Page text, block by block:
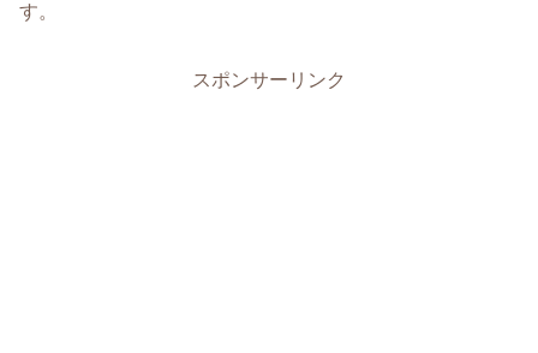
す。
スポンサーリンク